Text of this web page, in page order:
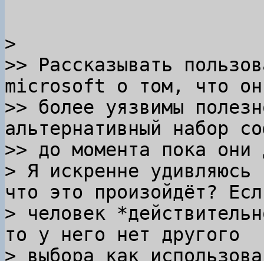
>
>> Рассказывать
microsoft о том, что
>> более уязвимы
альтернативный набор
>> до момента пока они
> Я искренне
что это произойдёт?
> человек
то у него нет другого